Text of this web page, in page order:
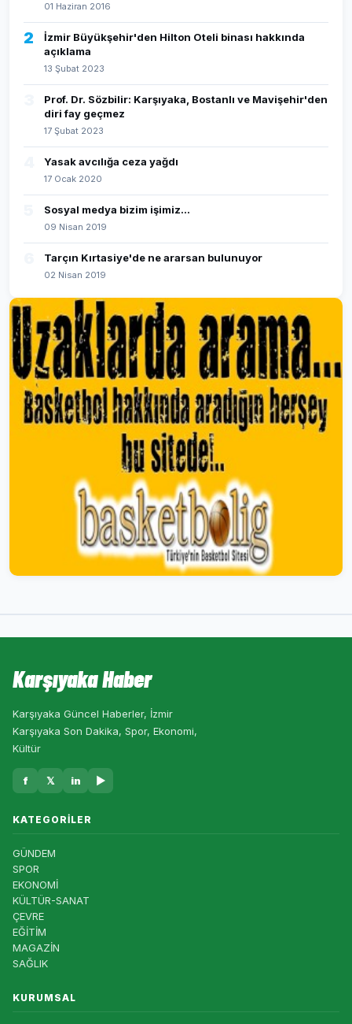
01 Haziran 2016
2
İzmir Büyükşehir'den Hilton Oteli binası hakkında
açıklama
13 Şubat 2023
Prof. Dr. Sözbilir: Karşıyaka, Bostanlı ve Mavişehir'den
diri fay geçmez
17 Şubat 2023
Yasak avcılığa ceza yağdı
17 Ocak 2020
Sosyal medya bizim işimiz...
09 Nisan 2019
Tarçın Kırtasiye'de ne ararsan bulunuyor
02 Nisan 2019
Karşıyaka Haber
Karşıyaka Güncel Haberler, İzmir
Karşıyaka Son Dakika, Spor, Ekonomi,
Kültür
f 𝕏 in ▶
KATEGORILER
GÜNDEM
SPOR
EKONOMİ
KÜLTÜR-SANAT
ÇEVRE
EĞİTİM
MAGAZİN
SAĞLIK
KURUMSAL